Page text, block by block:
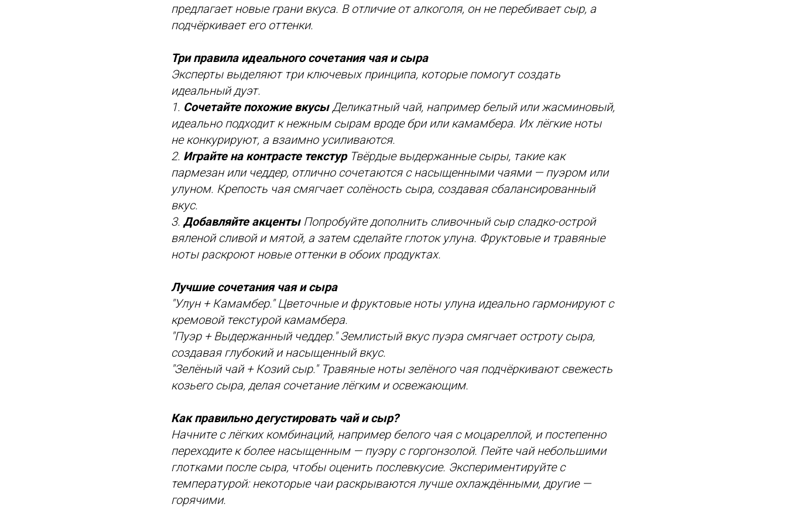
предлагает новые грани вкуса. В отличие от алкоголя, он не перебивает сыр, а
подчёркивает его оттенки.
Три правила идеального сочетания чая и сыра
Эксперты выделяют три ключевых принципа, которые помогут создать
идеальный дуэт.
1. Сочетайте похожие вкусыДеликатный чай, например белый или жасминовый,
идеально подходит к нежным сырам вроде бри или камамбера. Их лёгкие ноты
не конкурируют, а взаимно усиливаются.
2. Играйте на контрасте текстур Твёрдые выдержанные сыры, такие как
пармезан или чеддер, отлично сочетаются с насыщенными чаями — пуэром или
улуном. Крепость чая смягчает солёность сыра, создавая сбалансированный
вкус.
3. Добавляйте акценты Попробуйте дополнить сливочный сыр сладко-острой
вяленой сливой и мятой, а затем сделайте глоток улуна. Фруктовые и травяные
ноты раскроют новые оттенки в обоих продуктах.
Лучшие сочетания чая и сыра
"Улун + Камамбер." Цветочные и фруктовые ноты улуна идеально гармонируют с
кремовой текстурой камамбера.
"Пуэр + Выдержанный чеддер." Землистый вкус пуэра смягчает остроту сыра,
создавая глубокий и насыщенный вкус.
"Зелёный чай + Козий сыр." Травяные ноты зелёного чая подчёркивают свежесть
козьего сыра, делая сочетание лёгким и освежающим.
Как правильно дегустировать чай и сыр?
Начните с лёгких комбинаций, например белого чая с моцареллой, и постепенно
переходите к более насыщенным — пуэру с горгонзолой. Пейте чай небольшими
глотками после сыра, чтобы оценить послевкусие. Экспериментируйте с
температурой: некоторые чаи раскрываются лучше охлаждёнными, другие —
горячими.